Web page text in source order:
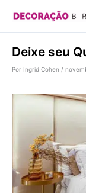
conteúdo
Deixe seu
Por Ingrid Cohen /